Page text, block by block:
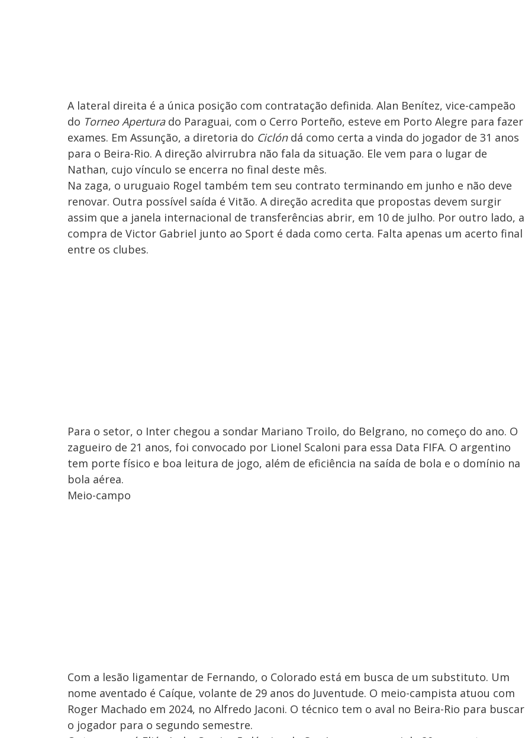
A lateral direita é a única posição com contratação definida. Alan Benítez, vice-campeão
do Torneo Aperturado Paraguai, com o Cerro Porteño, esteve em Porto Alegre para fazer
exames. Em Assunção, a diretoria do Ciclóndá como certa a vinda do jogador de 31 anos
para o Beira-Rio. A direção alvirrubra não fala da situação. Ele vem para o lugar de
Nathan, cujo vínculo se encerra no final deste mês.
Na zaga, o uruguaio Rogel também tem seu contrato terminando em junho e não deve
renovar. Outra possível saída é Vitão. A direção acredita que propostas devem surgir
assim que a janela internacional de transferências abrir, em 10 de julho. Por outro lado, a
compra de Victor Gabriel junto ao Sport é dada como certa. Falta apenas um acerto final
entre os clubes.
Para o setor, o Inter chegou a sondar Mariano Troilo, do Belgrano, no começo do ano. O
zagueiro de 21 anos, foi convocado por Lionel Scaloni para essa Data FIFA. O argentino
tem porte físico e boa leitura de jogo, além de eficiência na saída de bola e o domínio na
bola aérea.
Meio-campo
Com a lesão ligamentar de Fernando, o Colorado está em busca de um substituto. Um
nome aventado é Caíque, volante de 29 anos do Juventude. O meio-campista atuou com
Roger Machado em 2024, no Alfredo Jaconi. O técnico tem o aval no Beira-Rio para buscar
o jogador para o segundo semestre.